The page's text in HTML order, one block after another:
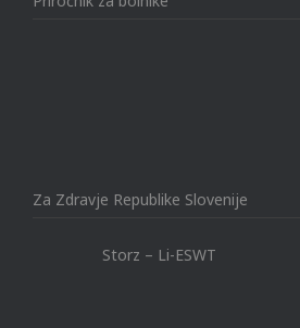
Za Zdravje Republike Slovenije
Storz – Li-ESWT